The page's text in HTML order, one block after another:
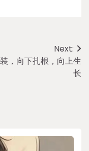
Next:
，向下扎根，向上生
长